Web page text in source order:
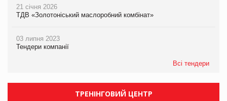
21 січня 2026
ТДВ «Золотоніський маслоробний комбінат»
03 липня 2023
Тендери компанії
Всі тендери
ТРЕНІНГОВИЙ ЦЕНТР